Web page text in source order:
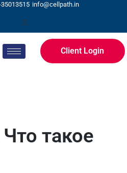
info@cellpath.in
Client Login
такое